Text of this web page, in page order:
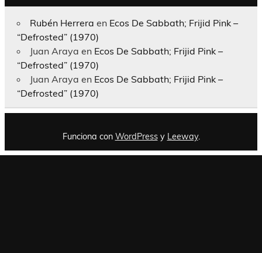
Rubén Herrera en Ecos De Sabbath; Frijid Pink –
“Defrosted” (1970)
Juan Araya en Ecos De Sabbath; Frijid Pink –
“Defrosted” (1970)
Juan Araya en Ecos De Sabbath; Frijid Pink –
“Defrosted” (1970)
Funciona con WordPressy Leeway.